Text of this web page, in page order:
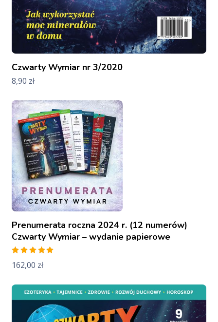
Czwarty Wymiar nr 3/2020
8,90 zł
Prenumerata roczna 2024 r. (12 numerów)
Czwarty Wymiar – wydanie papierowe
5.00out
of 5
162,00 zł